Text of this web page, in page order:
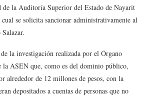
de la Auditoría Superior del Estado de Nayarit
se solicita sancionar administrativamente al
la investigación realizada por el Órgano
la ASEN que, como es del dominio público,
alrededor de 12 millones de pesos, con la
depositados a cuentas de personas que no